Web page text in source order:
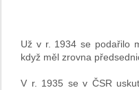
Už v r. 1934 se podařilo
když měl zrovna
V r. 1935 se v ČSR